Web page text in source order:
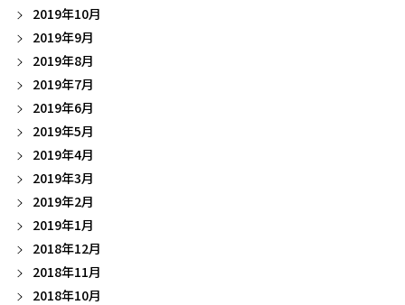
2019年10月
2019年9月
2019年8月
2019年7月
2019年6月
2019年5月
2019年4月
2019年3月
2019年2月
2019年1月
2018年12月
2018年11月
2018年10月